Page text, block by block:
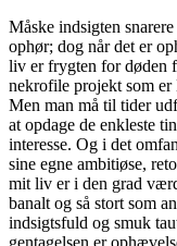
Måske indsigten
ophør; dog når det er
liv er frygten for døden
nekrofile projekt som er
Men man må til tider
at opdage de enkleste
interesse. Og i det
sine egne ambitiøse,
mit liv er i den grad
banalt og så stort som
indsigtsfuld og smuk
gentagelsen er